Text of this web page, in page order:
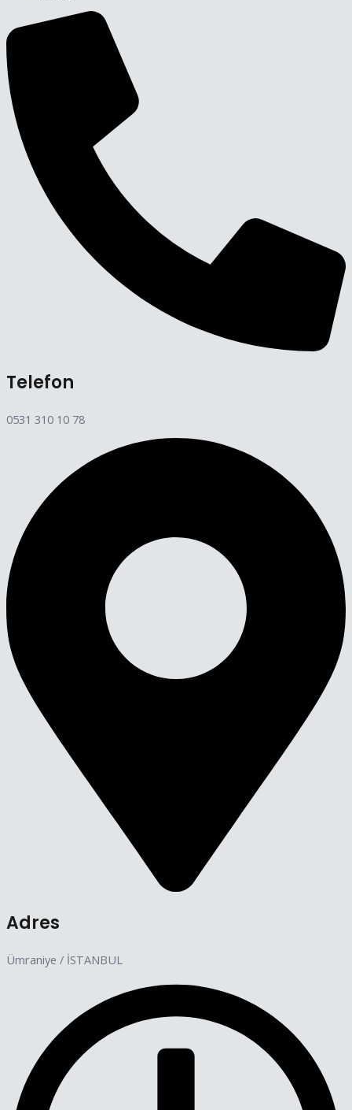
Telefon
0531 310 10 78
Adres
Ümraniye / İSTANBUL